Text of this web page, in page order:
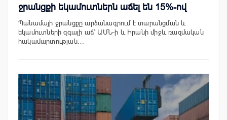
ջրանցքի եկամուտներն աճել են 15%-ով
Պանամայի ջրանցքը արձանագրում է տարանցման և
եկամուտների զգալի աճ՝ ԱՄՆ-ի և Իրանի միջև ռազմական
հակամարտության…